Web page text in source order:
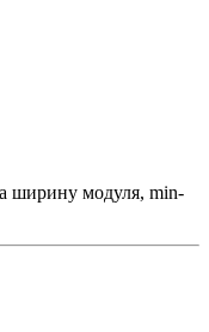
ширину модуля, min-